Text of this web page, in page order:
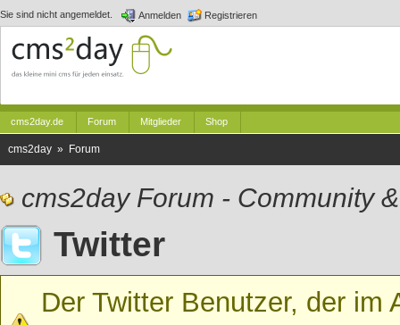
Sie sind nicht angemeldet. Anmelden Registrieren
cms2day.de Forum Mitglieder Shop
cms2day » Forum
cms2day Forum - Community
Twitter
Der Twitter Benutzer, der